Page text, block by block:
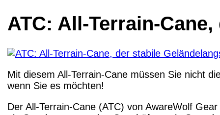
ATC: All-Terrain-
Mit diesem All-Terrain-Cane müssen Sie nicht
wenn Sie es möchten!
Der All-Terrain-Cane (ATC) von AwareWolf